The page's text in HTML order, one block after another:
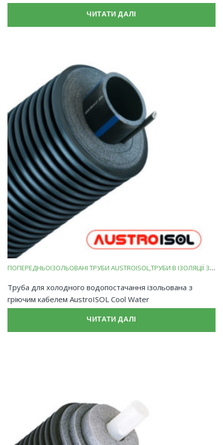
ЧИТАТИ ДАЛІ
ПОПЕРЕДНЬОІЗОЛЬОВАНІ ТРУБИ AUSTROISOLТРУБИ В ІЗОЛЯЦІЇ ЗІ ВСПІНЕНОГО ПОЛІЕТИЛЕНУ
Труба для холодного водопостачання ізольована з
гріючим кабелем AustroISOL Cool Water
ЧИТАТИ ДАЛІ